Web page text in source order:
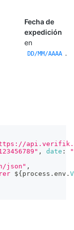
Fecha de
expedición
en
DD/MM/AAAA .
, date :
json" ,
${ process . env .